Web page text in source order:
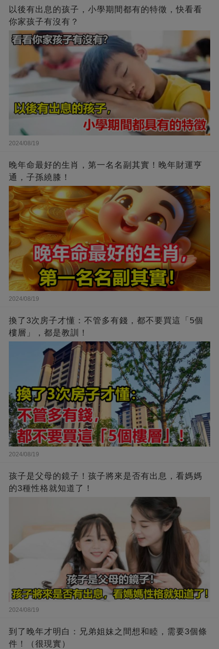
以後有出息的孩子，小學期間都有的特徵，快看看
你家孩子有沒有？
2024/08/19
晚年命最好的生肖，第一名名副其實！晚年財運亨
通，子孫繞膝！
2024/08/19
換了3次房子才懂：不管多有錢，都不要買這「5個
樓層」，都是教訓！
2024/08/19
孩子是父母的鏡子！孩子將來是否有出息，看媽媽
的3種性格就知道了！
2024/08/19
到了晚年才明白：兄弟姐妹之間想和睦，需要3個條
件！（很現實）